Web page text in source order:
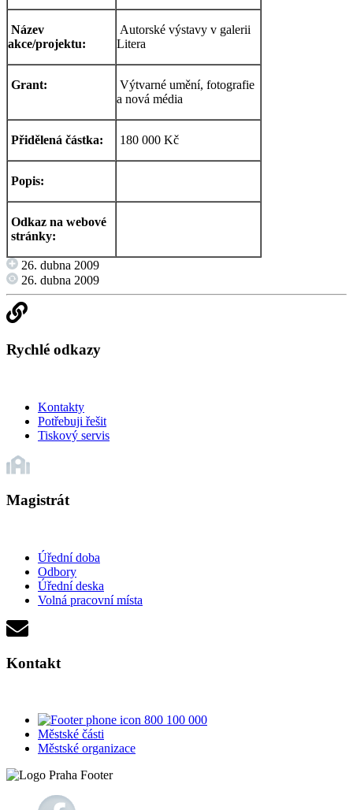
Název
akce/projektu:
Autorské výstavy v galerii
Litera
Grant:
Výtvarné umění, fotografie
a nová média
Přidělená částka: 180 000 Kč
Popis:
Odkaz na webové
stránky:
26. dubna 2009
26. dubna 2009
Rychlé odkazy
Kontakty
Potřebuji řešit
Tiskový servis
Magistrát
Úřední doba
Odbory
Úřední deska
Volná pracovní místa
Kontakt
800 100 000
Městské části
Městské organizace